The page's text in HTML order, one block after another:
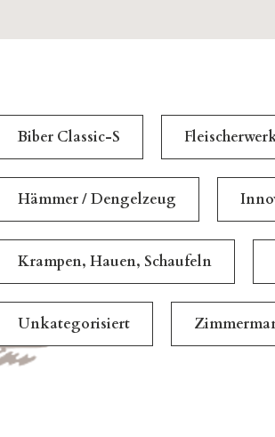
Biber Classic-S
Hämmer / Dengelzeug
Krampen, Hauen, Schaufeln
Unkategorisiert